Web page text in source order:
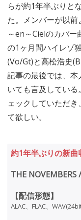
らが約1年半ぶりと
た。メンバーが以前
～en～Cielのカバ
の1ヶ月間ハイレゾ
(Vo/Gt)と高松浩史
記事の最後では、
いても言及してい
ェックしていただ
て欲しい。
約1年半ぶりの新曲
THE NOVEMBERS
【配信形態】
ALAC、FLAC、